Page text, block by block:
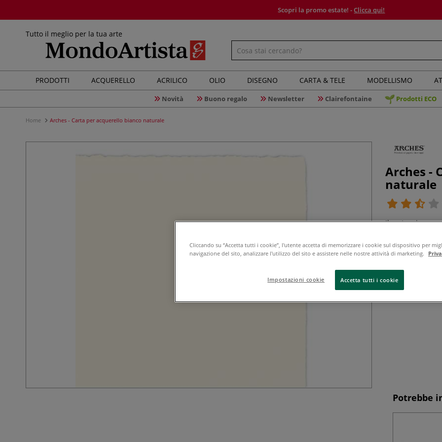
Scopri la promo estate! -Clicca qui!
Tutto il meglio per la tua arte
PRODOTTI ACQUERELLO ACRILICO OLIO DISEGNO CARTA & TELE MODELLISMO
Novità Buono regalo Newsletter Clairefontaine Prodotti ECO
Home Arches - Carta per acquerello bianco naturale
Arches -
naturale
Il cartoncino per
macchina in
gelatinizzato e
anche dopo
Potrebbe
Cliccando su “Accetta tutti i cookie”, l'utente accetta di memorizzare i cookie sul dispositivo per
navigazione del sito, analizzare l'utilizzo del sito e assistere nelle nostre attività di marketing.
Impostazioni cookie Accetta tutti i cookie